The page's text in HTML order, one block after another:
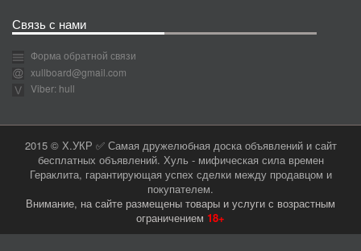
Связь с нами
Форма обратной связи
xullboard@gmail.com
Viber: hull
2015 © Х.УКР ✅ Самая дружелюбная доска объявлений и сайт
бесплатных объявлений. Хуль - мифическая сила времен
Гераклита, гарантирующая успех сделки между продавцом и
покупателем.
Внимание, на сайте размещены товары и услуги с возрастным
ограничением 18+